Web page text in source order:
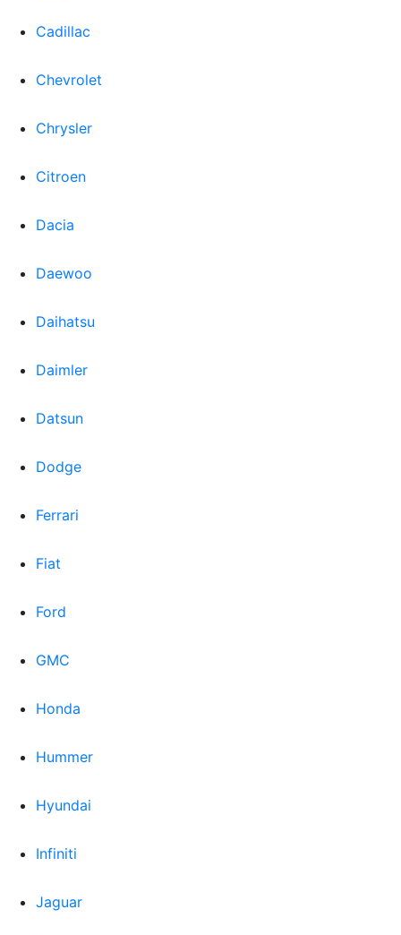
Cadillac
Chevrolet
Chrysler
Citroen
Dacia
Daewoo
Daihatsu
Daimler
Datsun
Dodge
Ferrari
Fiat
Ford
GMC
Honda
Hummer
Hyundai
Infiniti
Jaguar